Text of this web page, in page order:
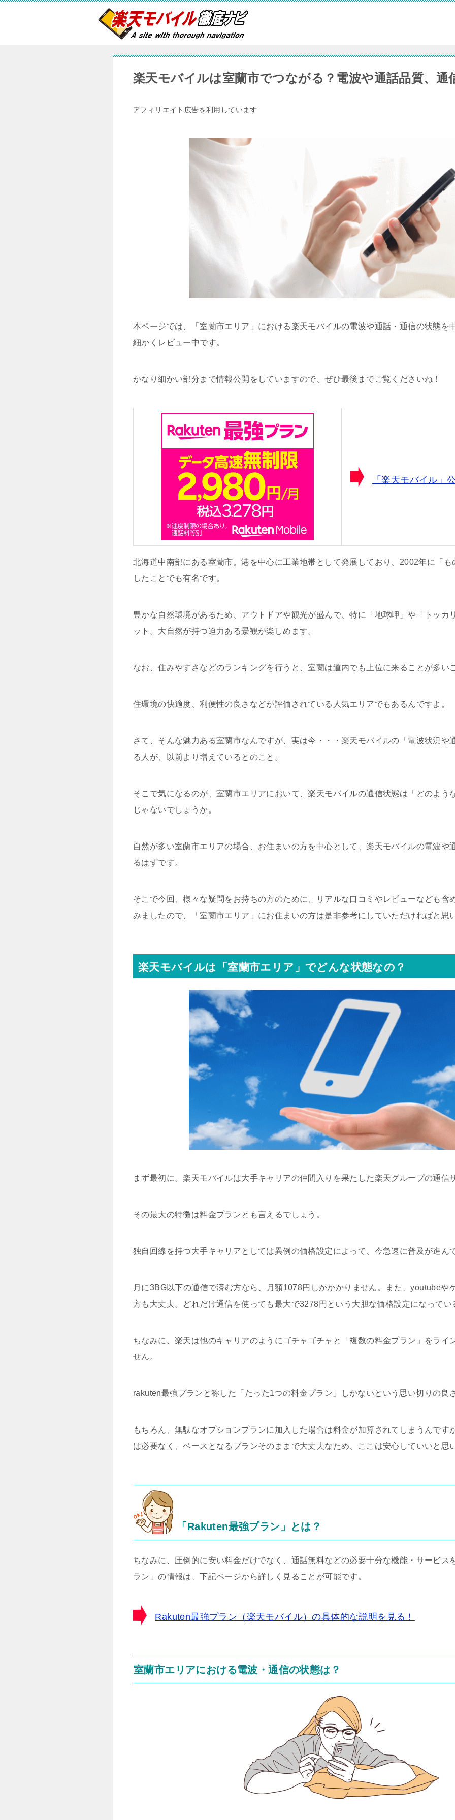
楽天モバイルは室蘭市でつながる？電波や通話品質、通
アフィリエイト広告を利用しています
本ページでは、「室蘭市エリア」における楽天モバイルの電波や通話・通信の状態を
細かくレビュー中です。
かなり細かい部分まで情報公開をしていますので、ぜひ最後までご覧くださいね！
「楽天モバイル」
北海道中南部にある室蘭市。港を中心に工業地帯として発展しており、2002年に「
したことでも有名です。
豊かな自然環境があるため、アウトドアや観光が盛んで、特に「地球岬」や「トッカ
ット。大自然が持つ迫力ある景観が楽しめます。
なお、住みやすさなどのランキングを行うと、室蘭は道内でも上位に来ることが多い
住環境の快適度、利便性の良さなどが評価されている人気エリアでもあるんですよ。
さて、そ んな魅力ある室蘭市なんですが、実は今・・・楽天モバイルの「電波状況や
る人が、以前より増えているとのこと。
そこで気になるのが、室蘭市エリアにおいて、楽天モバイルの通信状態は「どのよう
じゃないでしょうか。
自然が多い室蘭市エリアの場合、お住まいの方を中心として、楽天モバイルの電波や
るはずです。
そこで今回、様々な疑問をお持ちの方のために、リアルな口コミやレビューなども含
みましたので、「室蘭市エリア」にお住まいの方は是非参考にしていただければと思
楽天モバイルは「室蘭市エリア」でどんな状態なの？
まず最初に。楽天モバイルは大手キャリアの仲間入りを果たした楽天グループの通信
その最大の特徴は料金プランとも言えるでしょう。
独自回線を持つ大手キャリアとしては異例の価格設定によって、今急速に普及が進ん
月に3BG以下の通信で済む方なら、月額1078円しかかかりません。また、youtubeや
方も大丈夫。どれだけ通信を使っても最大で3278円という大胆な価格設定になってい
ちなみに、楽天は他のキャリアのようにゴチャゴチャと「複数の料金プラン」をライ
せん。
rakuten最強プランと称した「たった1つの料金プラン」しかないという思い切りの良
もちろん、無駄なオプションプランに加入した場合は料金が加算されてしまうんです
は必要なく、ベースとなるプランそのままで大丈夫なため、ここは安心していいと思
「Rakuten最強プラン」とは？
ちなみに、圧倒的に安い料金だけでなく、通話無料などの必要十分な機能・サービス
ラン」の情報は、下記ページから詳しく見ることが可能です。
Rakuten最強プラン（楽天モバイル）の具体的な説明を見る！
室蘭市エリアにおける電波・通信の状態は？